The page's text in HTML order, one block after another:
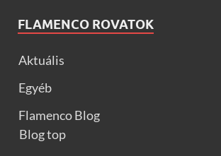
FLAMENCO ROVATOK
Aktuális
Egyéb
Flamenco Blog
Blog top